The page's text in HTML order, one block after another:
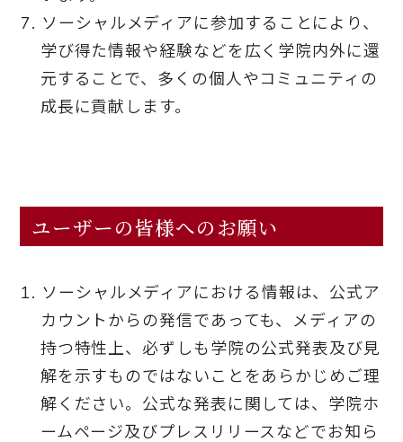
ソーシャルメディアに参加することにより、
学び得た情報や経験などを広く学院内外に還
元することで、多くの個人やコミュニティの
成長に貢献します。
ユーザーの皆様へのお願い
ソーシャルメディアにおける情報は、公式ア
カウントからの発信であっても、メディアの
持つ特性上、必ずしも学院の公式発表及び見
解を示すものではないことをあらかじめご理
解ください。公式な発表に関しては、学院ホ
ームページ及びプレスリリースなどでお知ら